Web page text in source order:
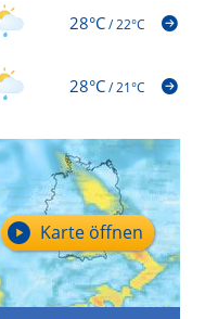
28°C/22°C
28°C/21°C
Karte öffnen